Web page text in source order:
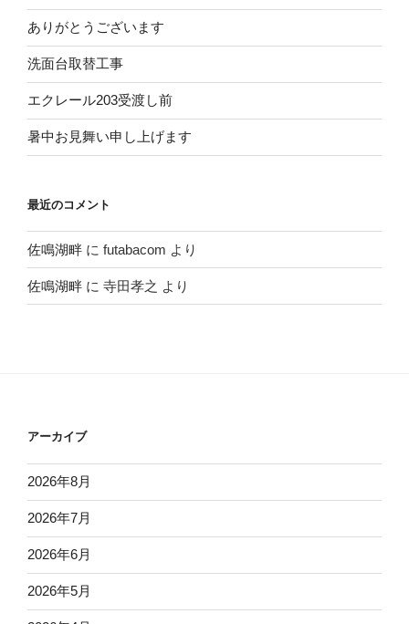
ありがとうございます
洗面台取替工事
エクレール203受渡し前
暑中お見舞い申し上げます
最近のコメント
佐鳴湖畔 に futabacom より
佐鳴湖畔 に 寺田孝之 より
アーカイブ
2026年8月
2026年7月
2026年6月
2026年5月